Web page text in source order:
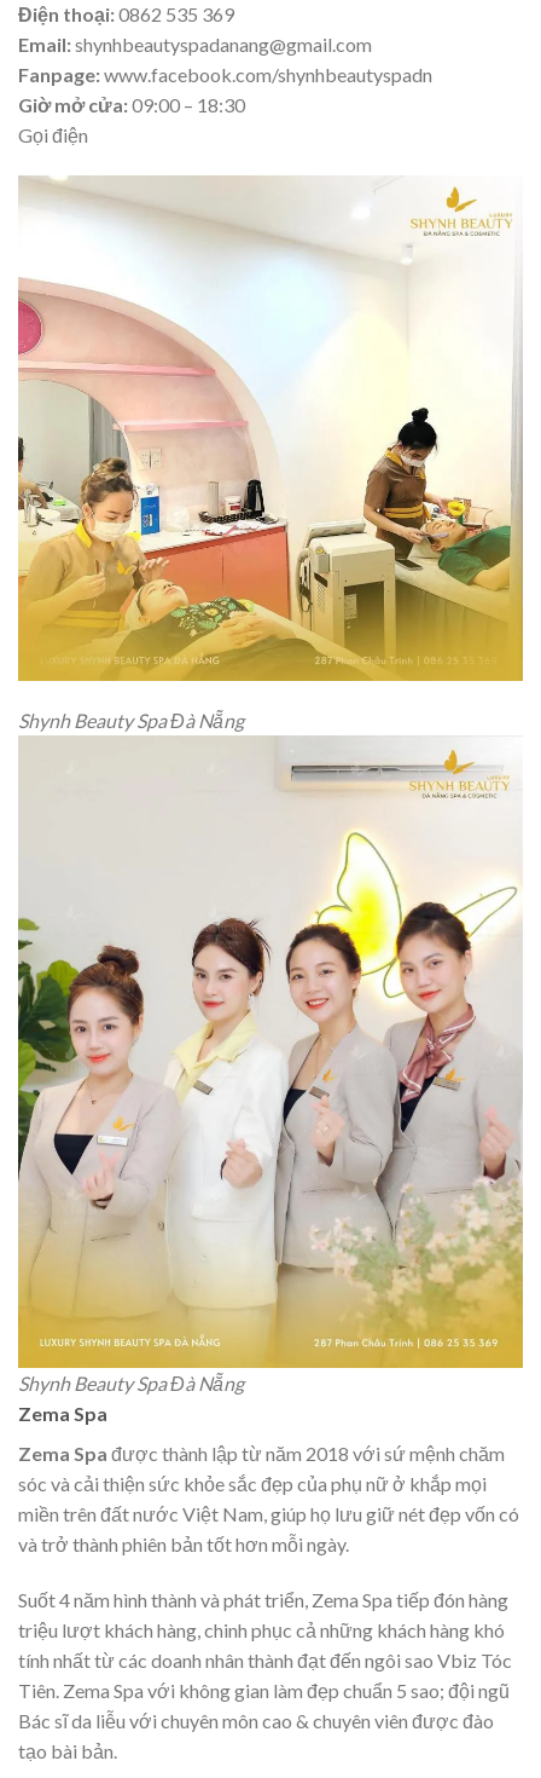
Điện thoại:0862 535 369
Email:shynhbeautyspadanang@gmail.com
Fanpage:www.facebook.com/shynhbeautyspadn
Giờ mở cửa:09:00 – 18:30
Gọi điện
Shynh Beauty Spa Đà Nẵng
Shynh Beauty Spa Đà Nẵng
Zema Spa
Zema Spa được thành lập từ năm 2018 với sứ mệnh chăm
sóc và cải thiện sức khỏe sắc đẹp của phụ nữ ở khắp mọi
miền trên đất nước Việt Nam, giúp họ lưu giữ nét đẹp vốn có
và trở thành phiên bản tốt hơn mỗi ngày.
Suốt 4 năm hình thành và phát triển, Zema Spa tiếp đón hàng
triệu lượt khách hàng, chinh phục cả những khách hàng khó
tính nhất từ các doanh nhân thành đạt đến ngôi sao Vbiz Tóc
Tiên. Zema Spa với không gian làm đẹp chuẩn 5 sao; đội ngũ
Bác sĩ da liễu với chuyên môn cao & chuyên viên được đào
tạo bài bản.